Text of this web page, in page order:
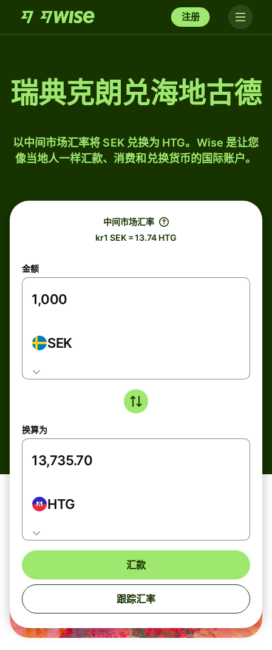
注册
瑞典克朗兑海地古德
以中间市场汇率将 SEK 兑换为 HTG。Wise 是让您
像当地人一样汇款、消费和兑换货币的国际账户。
中间市场汇率
kr1 SEK = 13.74 HTG
金额
SEK
换算为
HTG
汇款
跟踪汇率